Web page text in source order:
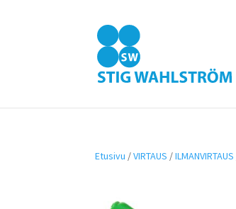
Etusivu /VIRTAUS /ILMANVIRTAUS